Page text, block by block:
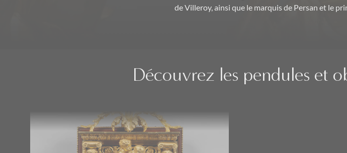
de Villeroy, ainsi que le marquis de Persan et le
Découvrez les pendules et